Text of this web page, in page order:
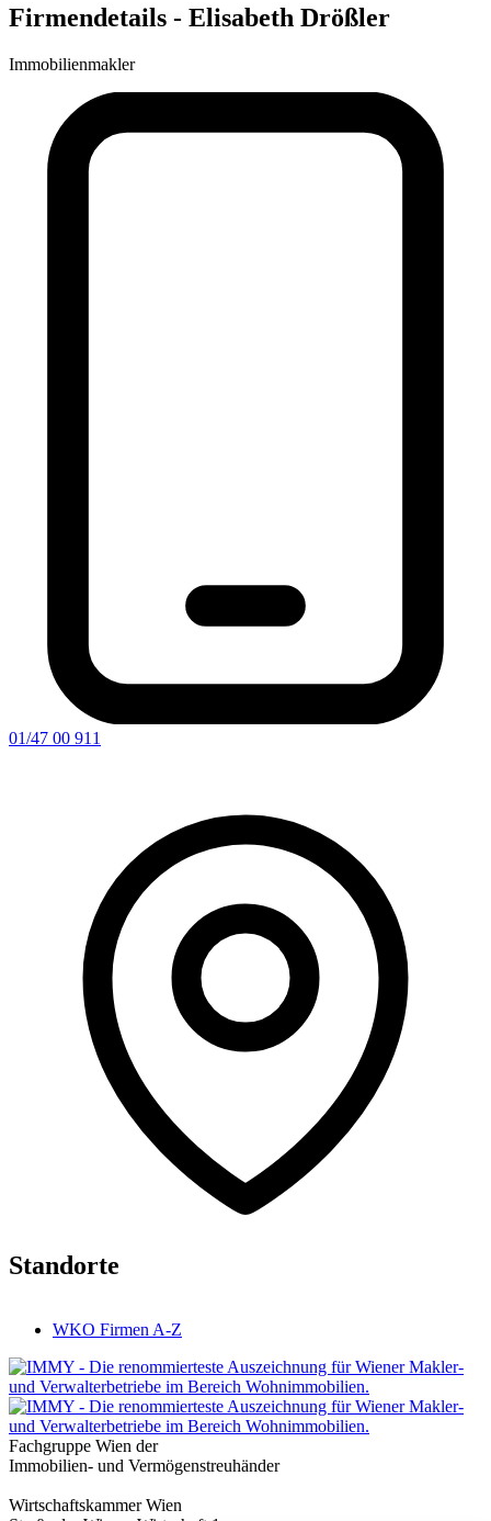
Firmendetails - Elisabeth Drößler
Immobilienmakler
01/47 00 911
Standorte
WKO Firmen A-Z
Fachgruppe Wien der
Immobilien- und Vermögenstreuhänder
Wirtschaftskammer Wien